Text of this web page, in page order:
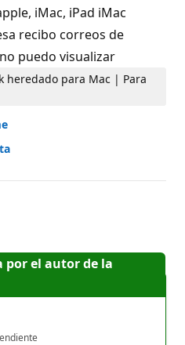
iMac, iPad iMac
recibo correos de
puedo visualizar
heredado para Mac | Para
por el autor de la